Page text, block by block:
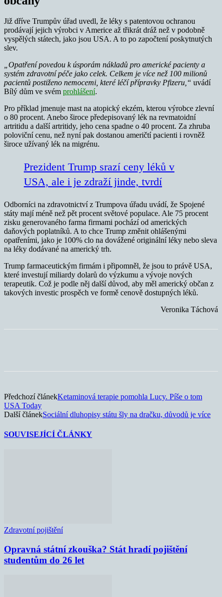
Již dříve Trumpův úřad uvedl, že léky s patentovou ochranou
prodávají jejich výrobci v Americe až třikrát dráž než v podobně
vyspělých státech, jako jsou USA. A to po započtení poskytnutých
slev.
„Opatření povedou k úsporám nákladů pro americké pacienty a
systém zdravotní péče jako celek. Celkem je více než 100 milionů
pacientů postiženo nemocemi, které léčí přípravky Pfizeru,“ uvádí
Bílý dům ve svém prohlášení.
Pro příklad jmenuje mast na atopický ekzém, kterou výrobce zlevní
o 80 procent. Anebo široce předepisovaný lék na revmatoidní
artritidu a další artritidy, jeho cena spadne o 40 procent. Za zhruba
poloviční cenu, než nyní pak dostanou američtí pacienti i rovněž
široce užívaný lék na migrénu.
Prezident Trump srazí ceny léků v
USA, ale i je zdraží jinde, tvrdí
Odborníci na zdravotnictví z Trumpova úřadu uvádí, že Spojené
státy mají méně než pět procent světové populace. Ale 75 procent
zisku generovaného farma firmami pochází od amerických
daňových poplatníků. A to chce Trump změnit ohlášenými
opatřeními, jako je 100% clo na dovážené originální léky nebo sleva
na léky dodávané na americký trh.
Trump farmaceutickým firmám i připomněl, že jsou to právě USA,
které investují miliardy dolarů do výzkumu a vývoje nových
terapeutik. Což je podle něj další důvod, aby měl americký občan z
takových investic prospěch ve formě cenově dostupných léků.
Veronika Táchová
Předchozí článekKetaminová terapie pomohla Lucy. Píše o tom
USA Today
Další článekSociální dluhopisy státu šly na dračku, důvodů je více
SOUVISEJÍCÍ ČLÁNKY
Zdravotní pojištění
Opravná státní zkouška? Stát hradí pojištění
studentům do 26 let